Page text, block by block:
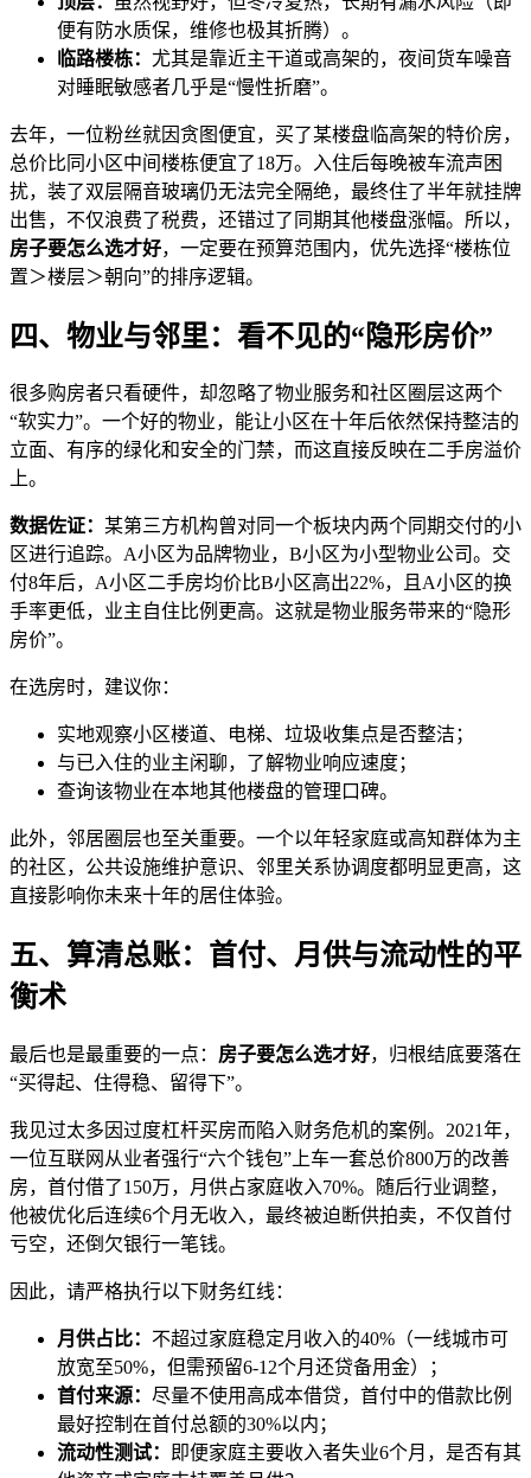
便有防水质保，维修也极其折腾）。
临路楼栋： 尤其是靠近主干道或高架的，夜间货车噪音
对睡眠敏感者几乎是“慢性折磨”。
去年，一位粉丝就因贪图便宜，买了某楼盘临高架的特价房，
总价比同小区中间楼栋便宜了18万。入住后每晚被车流声困
扰，装了双层隔音玻璃仍无法完全隔绝，最终住了半年就挂牌
出售，不仅浪费了税费，还错过了同期其他楼盘涨幅。所以，
房子要怎么选才好，一定要在预算范围内，优先选择“楼栋位
置＞楼层＞朝向”的排序逻辑。
四、物业与邻里：看不见的“隐形房价”
很多购房者只看硬件，却忽略了物业服务和社区圈层这两个
“软实力”。一个好的物业，能让小区在十年后依然保持整洁的
立面、有序的绿化和安全的门禁，而这直接反映在二手房溢价
上。
数据佐证： 某第三方机构曾对同一个板块内两个同期交付的小
区进行追踪。A小区为品牌物业，B小区为小型物业公司。交
付8年后，A小区二手房均价比B小区高出22%，且A小区的换
手率更低，业主自住比例更高。这就是物业服务带来的“隐形
房价”。
在选房时，建议你：
实地观察小区楼道、电梯、垃圾收集点是否整洁；
与已入住的业主闲聊，了解物业响应速度；
查询该物业在本地其他楼盘的管理口碑。
此外，邻居圈层也至关重要。一个以年轻家庭或高知群体为主
的社区，公共设施维护意识、邻里关系协调度都明显更高，这
直接影响你未来十年的居住体验。
五、算清总账：首付、月供与流动性的平
衡术
最后也是最重要的一点： 房子要怎么选才好，归根结底要落在
“买得起、住得稳、留得下”。
我见过太多因过度杠杆买房而陷入财务危机的案例。2021年，
一位互联网从业者强行“六个钱包”上车一套总价800万的改善
房，首付借了150万，月供占家庭收入70%。随后行业调整，
他被优化后连续6个月无收入，最终被迫断供拍卖，不仅首付
亏空，还倒欠银行一笔钱。
因此，请严格执行以下财务红线：
月供占比： 不超过家庭稳定月收入的40%（一线城市可
放宽至50%，但需预留6-12个月还贷备用金）；
首付来源： 尽量不使用高成本借贷，首付中的借款比例
最好控制在首付总额的30%以内；
流动性测试：
即便家庭主要收入者失业6个月，是否有其